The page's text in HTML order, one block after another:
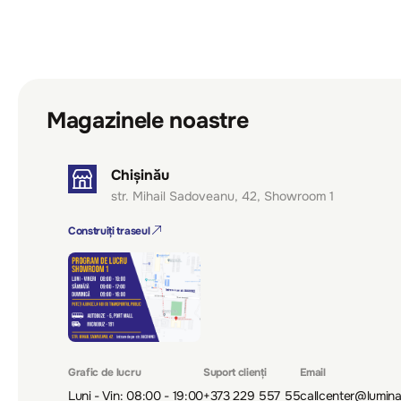
Magazinele noastre
Chișinău
str. Mihail Sadoveanu, 42, Showroom 1
Construiți traseul
Grafic de lucru
Luni - Vin: 08:00 - 19:00
Suport clienți
+373 229 557 55
Email